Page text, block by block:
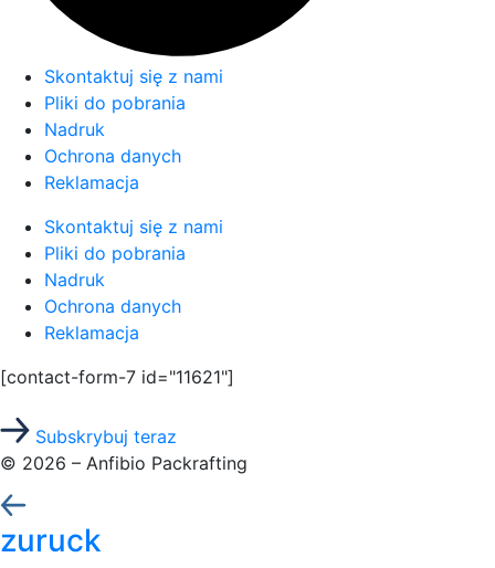
Skontaktuj się z nami
Pliki do pobrania
Nadruk
Ochrona danych
Reklamacja
Skontaktuj się z nami
Pliki do pobrania
Nadruk
Ochrona danych
Reklamacja
[contact-form-7 id="11621"]
Subskrybuj teraz
© 2026 – Anfibio Packrafting
zuruck